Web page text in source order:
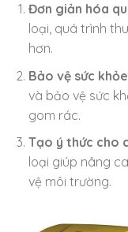
Đơn giản hóa
loại, quá trình
hơn.
Bảo vệ sức
và bảo vệ sức
gom rác.
Tạo ý thức cho
loại giúp nâng
vệ môi trường.